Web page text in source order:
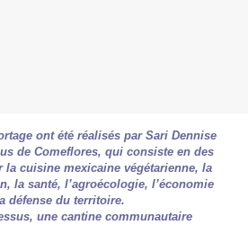
ont été réalisés par Sari Dennise
de Comeflores, qui consiste en des
la cuisine mexicaine végétarienne, la
la santé, l’agroécologie, l’économie
défense du territoire.
une cantine communautaire